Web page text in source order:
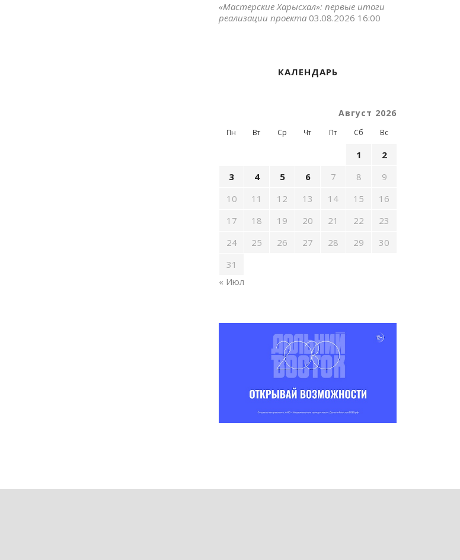
«Мастерские Харысхал»: первые итоги
реализации проекта 03.08.2026 16:00
КАЛЕНДАРЬ
Август 2026
Пн Вт Ср Чт Пт Сб Вс
1
2
3
4 5 6 7 8
9
10
11 12 13 14 15
16
17
18 19 20 21 22
23
24
25 26 27 28 29
30
31
« Июл